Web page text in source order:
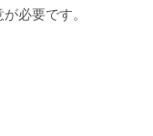
必要です。